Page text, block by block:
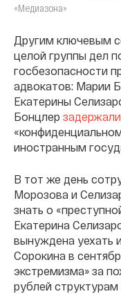
«Медиазона»
Другим ключевым
целой группы дел
госбезопасности
адвокатов: Марии
Екатерины
Бонцлер задержали
иностранным
В тот же день
Морозова и
знать о
Екатерина
вынуждена уехать
Сорокина в
экстремизма» за
рублей